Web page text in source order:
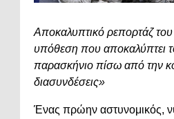
Αποκαλυπτικό ρεπορτάζ του
υπόθεση που αποκαλύπτει
παρασκήνιο πίσω από την
διασυνδέσεις»
Ένας πρώην αστυνομικός,